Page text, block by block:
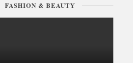
FASHION & BEAUTY